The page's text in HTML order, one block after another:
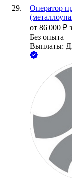
Оператор
от 86 000 ₽
Без опыта
Выплаты: